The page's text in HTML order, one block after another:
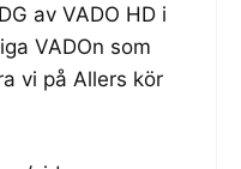
av VADO HD i
VADOn som
vi på Allers kör